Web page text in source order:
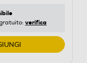
verifica